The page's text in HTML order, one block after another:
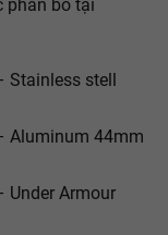
phân bố tại
Stainless stell
Aluminum 44mm
Under Armour